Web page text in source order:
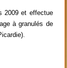
2009 et effectue
à granulés de